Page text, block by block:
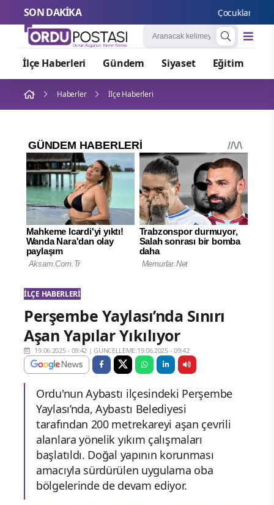
SON DAKİKA Çocuklar
İlçe Haberleri Gündem Siyaset Eğitim
Haberler İlçe Haberleri
İLÇE HABERLERI
Perşembe Yaylası’nda Sınırı
Aşan Yapılar Yıkılıyor
19.06.2025 - 09:42 |GÜNCELLEME:19.06.2025 - 09:42
Ordu'nun Aybastı ilçesindeki Perşembe
Yaylası’nda, Aybastı Belediyesi
tarafından 200 metrekareyi aşan çevrili
alanlara yönelik yıkım çalışmaları
başlatıldı. Doğal yapının korunması
amacıyla sürdürülen uygulama oba
bölgelerinde de devam ediyor.